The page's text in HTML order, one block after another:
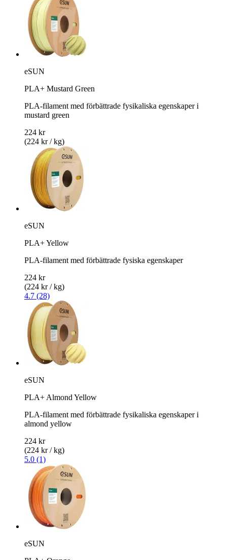
eSUN
PLA+ Mustard Green
PLA-filament med förbättrade fysikaliska egenskaper i
mustard green
224 kr
(224 kr / kg)
eSUN
PLA+ Yellow
PLA-filament med förbättrade fysiska egenskaper
224 kr
(224 kr / kg)
4.7 (28)
eSUN
PLA+ Almond Yellow
PLA-filament med förbättrade fysikaliska egenskaper i
almond yellow
224 kr
(224 kr / kg)
5.0 (1)
eSUN